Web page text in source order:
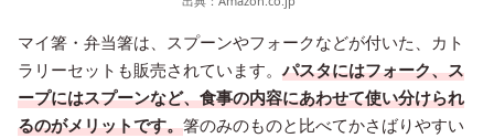
マイ箸・弁当箸は、スプーンやフォークなどが付いた、カト
ラリーセットも販売されています。 パスタにはフォーク、ス
ープにはスプーンなど、食事の内容にあわせて使い分けられ
るのがメリットです。箸のみのものと比べてかさばりやすい